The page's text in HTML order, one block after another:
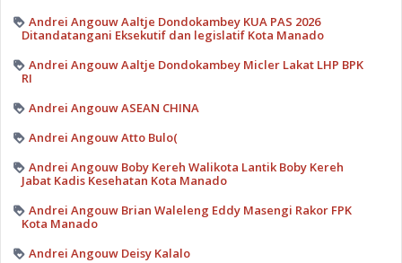
Andrei Angouw Aaltje Dondokambey KUA PAS 2026
Ditandatangani Eksekutif dan legislatif Kota Manado
Andrei Angouw Aaltje Dondokambey Micler Lakat LHP BPK
RI
Andrei Angouw ASEAN CHINA
Andrei Angouw Atto Bulo(
Andrei Angouw Boby Kereh Walikota Lantik Boby Kereh
Jabat Kadis Kesehatan Kota Manado
Andrei Angouw Brian Waleleng Eddy Masengi Rakor FPK
Kota Manado
Andrei Angouw Deisy Kalalo